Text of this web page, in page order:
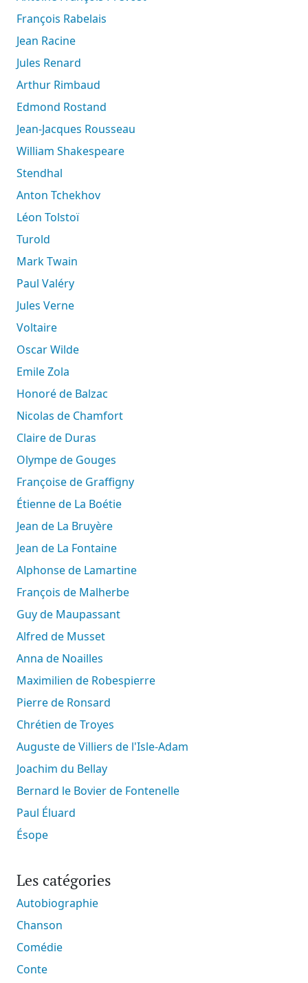
François Rabelais
Jean Racine
Jules Renard
Arthur Rimbaud
Edmond Rostand
Jean-Jacques Rousseau
William Shakespeare
Stendhal
Anton Tchekhov
Léon Tolstoï
Turold
Mark Twain
Paul Valéry
Jules Verne
Voltaire
Oscar Wilde
Emile Zola
Honoré de Balzac
Nicolas de Chamfort
Claire de Duras
Olympe de Gouges
Françoise de Graffigny
Étienne de La Boétie
Jean de La Bruyère
Jean de La Fontaine
Alphonse de Lamartine
François de Malherbe
Guy de Maupassant
Alfred de Musset
Anna de Noailles
Maximilien de Robespierre
Pierre de Ronsard
Chrétien de Troyes
Auguste de Villiers de l'Isle-Adam
Joachim du Bellay
Bernard le Bovier de Fontenelle
Paul Éluard
Ésope
Les catégories
Autobiographie
Chanson
Comédie
Conte